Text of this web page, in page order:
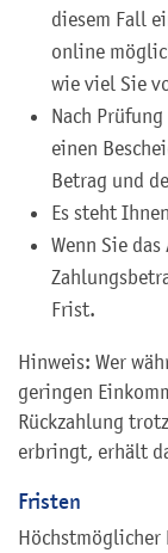
diesem Fall
online
wie viel Sie
Nach
einen
Betrag und
Es steht
Wenn Sie
Frist.
Hinweis: Wer
geringen
Rückzahlung
erbringt, erhält
Fristen
Höchstmöglicher